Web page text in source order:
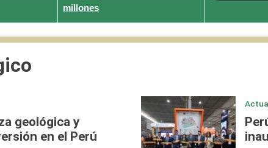
millones
geológica y
en el Perú